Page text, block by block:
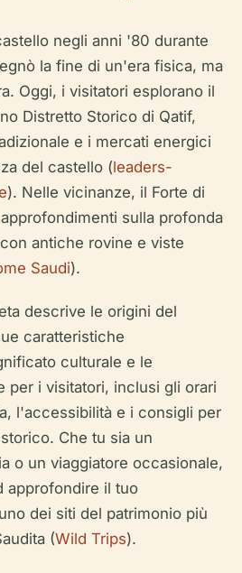
negli anni '80 durante
la fine di un'era fisica, ma
Oggi, i visitatori esplorano il
Distretto Storico di Qatif,
e i mercati energici
del castello (leaders-
). Nelle vicinanze, il Forte di
sulla profonda
antiche rovine e viste
Saudi).
descrive le origini del
caratteristiche
culturale e le
per i visitatori, inclusi gli orari
l'accessibilità e i consigli per
Che tu sia un
o un viaggiatore occasionale,
approfondire il tuo
dei siti del patrimonio più
(Wild Trips).